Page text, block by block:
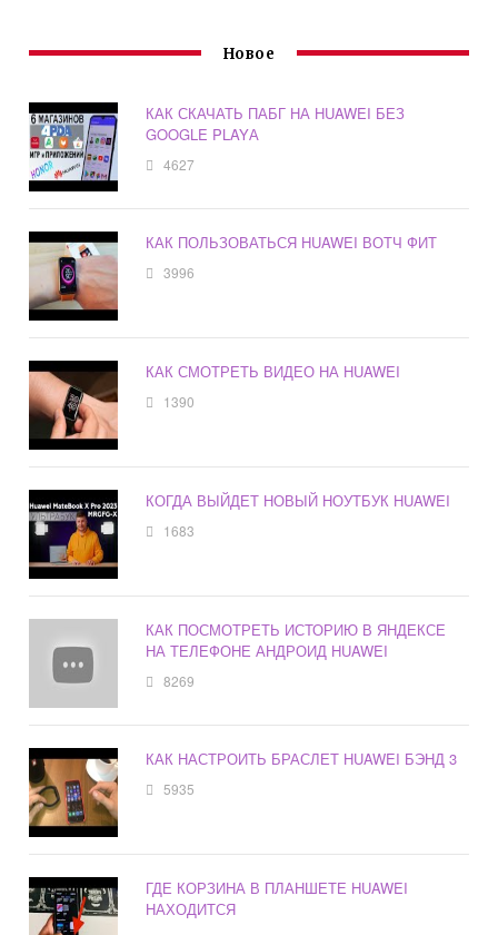
Новое
КАК СКАЧАТЬ ПАБГ НА HUAWEI БЕЗ
GOOGLE PLAYА
4627
КАК ПОЛЬЗОВАТЬСЯ HUAWEI ВОТЧ ФИТ
3996
КАК СМОТРЕТЬ ВИДЕО НА HUAWEI
1390
КОГДА ВЫЙДЕТ НОВЫЙ НОУТБУК HUAWEI
1683
КАК ПОСМОТРЕТЬ ИСТОРИЮ В ЯНДЕКСЕ
НА ТЕЛЕФОНЕ АНДРОИД HUAWEI
8269
КАК НАСТРОИТЬ БРАСЛЕТ HUAWEI БЭНД 3
5935
ГДЕ КОРЗИНА В ПЛАНШЕТЕ HUAWEI
НАХОДИТСЯ